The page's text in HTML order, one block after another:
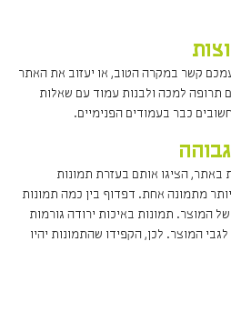
קשר במקרה הטוב, או יעזוב את האתר
תרופה למכה ולבנות עמוד עם שאלות
כבר בעמודים הפנימיים.
באתר, הציגו אותם בעזרת תמונות
מתמונה אחת. דפדוף בין כמה תמונות
המוצר. תמונות באיכות ירודה גורמות
המוצר. לכן, הקפידו שהתמונות יהיו